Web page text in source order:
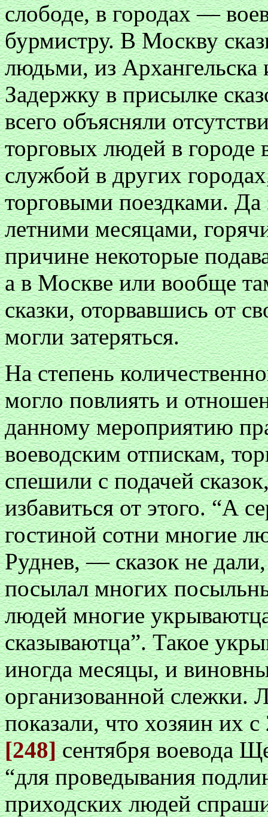
слободе, в городах —
бурмистру. В Москву
людьми, из
Задержку в присылке
всего объясняли
торговых людей в городе
службой в других
торговыми поездками. Да
летними месяцами,
причине некоторые
а в Москве или вообще
сказки, оторвавшись от
могли затеряться.
На степень
могло повлиять и
данному мероприятию
воеводским отпискам,
спешили с подачей
избавиться от этого. “А
гостиной сотни многие
Руднев, — сказок не
посылал многих
людей многие
сказываютца”. Такое
иногда месяцы, и
организованной слежки.
показали, что хозяин их
[248]сентября воевода
“для проведывания
приходских людей